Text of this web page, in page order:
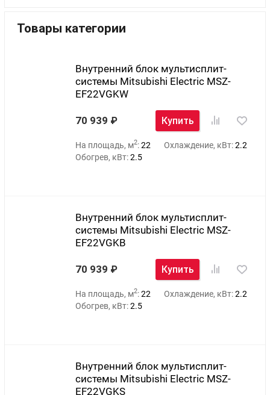
Товары категории
Внутренний блок мультисплит-
системы Mitsubishi Electric MSZ-
EF22VGKW
70 939 Купить
На площадь, м2:22 Охлаждение, кВт:2.2
Обогрев, кВт:2.5
Внутренний блок мультисплит-
системы Mitsubishi Electric MSZ-
EF22VGKB
70 939 Купить
На площадь, м2:22 Охлаждение, кВт:2.2
Обогрев, кВт:2.5
Внутренний блок мультисплит-
системы Mitsubishi Electric MSZ-
EF22VGKS